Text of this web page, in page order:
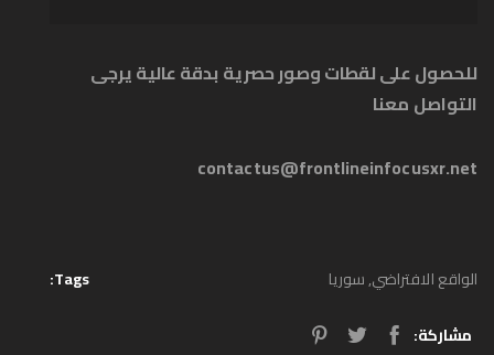
للحصول على لقطات وصور حصرية بدقة عالية يرجى
التواصل معنا
contactus@frontlineinfocusxr.net
Tags: الواقع الافتراضي,سوريا
مشاركة: